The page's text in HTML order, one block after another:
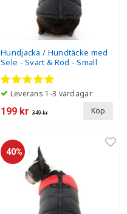
Hundjacka / Hundtäcke med
Sele - Svart & Röd - Small
Leverans 1-3 vardagar
199 kr 349 kr Köp
40%